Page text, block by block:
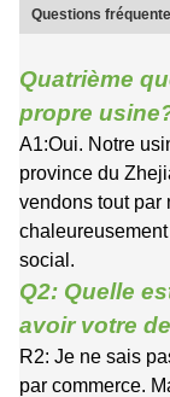
Questions
Quatrième
propre
A1:Oui. Notre
province du
vendons tout par
social.
Q2: Quelle
avoir votre
R2: Je ne sais
par commerce.